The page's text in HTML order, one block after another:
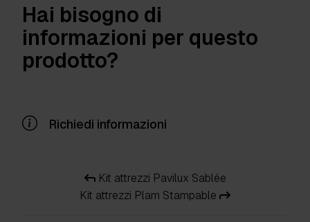
Kit attrezzi Pavilux Sablée
Kit attrezzi Plam Stampable
Hai bisogno di
informazioni per questo
prodotto?
Richiedi informazioni